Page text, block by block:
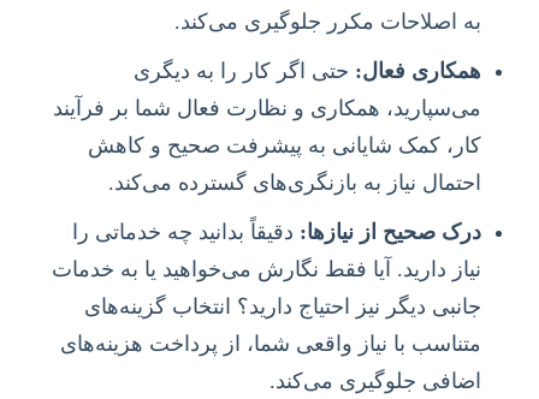
به اصلاحات مکرر جلوگیری می‌کند.
همکاری فعال: حتی اگر کار را به دیگری
می‌سپارید، همکاری و نظارت فعال شما بر فرآیند
کار، کمک شایانی به پیشرفت صحیح و کاهش
احتمال نیاز به بازنگری‌های گسترده می‌کند.
درک صحیح از نیازها: دقیقاً بدانید چه خدماتی را
نیاز دارید. آیا فقط نگارش می‌خواهید یا به خدمات
جانبی دیگر نیز احتیاج دارید؟ انتخاب گزینه‌های
متناسب با نیاز واقعی شما، از پرداخت هزینه‌های
اضافی جلوگیری می‌کند.